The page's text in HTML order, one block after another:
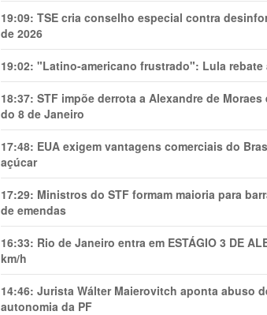
19:09: TSE cria conselho especial contra
de 2026
19:02: "Latino-americano frustrado": Lula
18:37: STF impõe derrota a Alexandre de
do 8 de Janeiro
17:48: EUA exigem vantagens comerciais do
açúcar
17:29: Ministros do STF formam maioria para
de emendas
16:33: Rio de Janeiro entra em ESTÁGIO 3 DE
km/h
14:46: Jurista Wálter Maierovitch aponta abuso
autonomia da PF